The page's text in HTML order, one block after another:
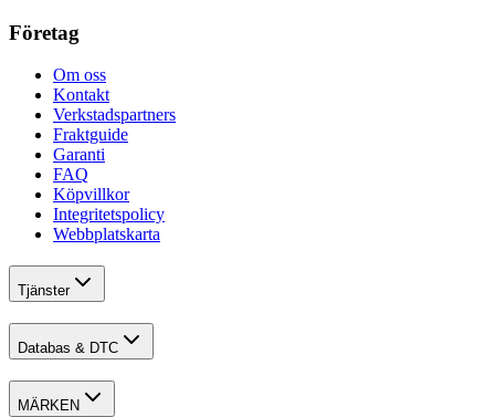
Företag
Om oss
Kontakt
Verkstadspartners
Fraktguide
Garanti
FAQ
Köpvillkor
Integritetspolicy
Webbplatskarta
Tjänster
Databas & DTC
MÄRKEN